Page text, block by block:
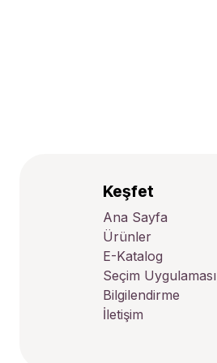
Keşfet
Ana Sayfa
Ürünler
E-Katalog
Seçim Uygulaması
Bilgilendirme
İletişim